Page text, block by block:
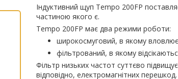
Індуктивний щуп Tempo 200FP
частиною якого є.
Tempo 200FP має два режими роботи:
широкосмуговий, в якому вловлює
фільтрований, в якому
Фільтр низьких частот суттєво
відповідно, електромагнітних